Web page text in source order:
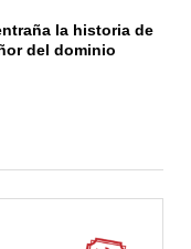
la historia de
del dominio